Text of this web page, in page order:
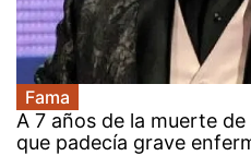
Fama
A 7 años de la muerte
que padecía grave